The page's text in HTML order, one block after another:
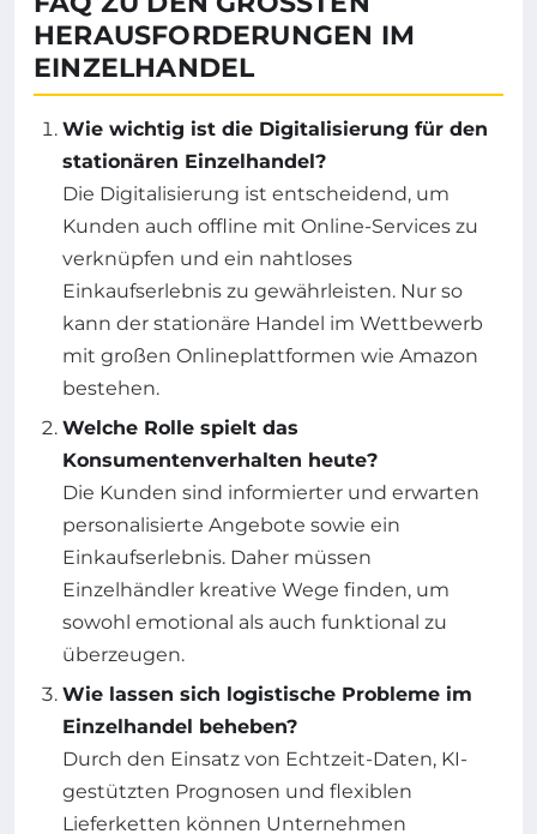
ERAUSFORDERUNGEN IM E
INZELHANDEL
Wie wichtig ist die Digitalisierung für den
stationären Einzelhandel?
Die Digitalisierung ist entscheidend, um
Kunden auch offline mit Online-Services zu
verknüpfen und ein nahtloses
Einkaufserlebnis zu gewährleisten. Nur so
kann der stationäre Handel im Wettbewerb
mit großen Onlineplattformen wie Amazon
bestehen.
Welche Rolle spielt das
Konsumentenverhalten heute?
Die Kunden sind informierter und erwarten
personalisierte Angebote sowie ein
Einkaufserlebnis. Daher müssen
Einzelhändler kreative Wege finden, um
sowohl emotional als auch funktional zu
überzeugen.
Wie lassen sich logistische Probleme im
Einzelhandel beheben?
Durch den Einsatz von Echtzeit-Daten, KI-
gestützten Prognosen und flexiblen
Lieferketten können Unternehmen